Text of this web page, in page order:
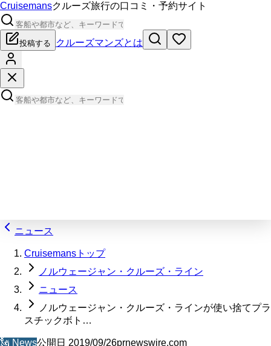
Cruisemansクルーズ旅行の口コミ・予約サイト
投稿する クルーズマンズとは
ニュース
Cruisemansトップ
ノルウェージャン・クルーズ・ライン
ニュース
ノルウェージャン・クルーズ・ラインが使い捨てプラ
スチックボト…
🗽 News公開日 2019/09/26prnewswire.com